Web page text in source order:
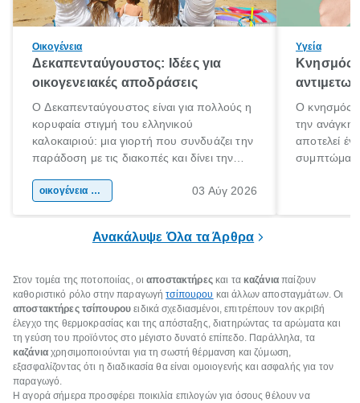
Οικογένεια
Δεκαπενταύγουστος: Ιδέες για
οικογενειακές αποδράσεις
Ο Δεκαπενταύγουστος είναι για πολλούς η
κορυφαία στιγμή του ελληνικού
καλοκαιριού: μια γιορτή που συνδυάζει την
παράδοση με τις διακοπές και δίνει την
χώρας. Είτε πρόκειται για λίγες μέρες
οικογένεια & παιδί 03 Αύγ 2026
Υγεία
Κνησμός:
Ο κνησμός
την ανάγκη
αποτελεί
Ανακάλυψε Όλα τα Άρθρα
Στον τομέα της ποτοποιίας, οιαποστακτήρεςκαι τα καζάνια παίζουν
καθοριστικό ρόλο στην παραγωγήτσίπουρου και άλλων αποσταγμάτων. Οι
αποστακτήρες τσίπουρου ειδικά σχεδιασμένοι, επιτρέπουν τον ακριβή
έλεγχο της θερμοκρασίας και της απόσταξης, διατηρώντας τα αρώματα και
τη γεύση του προϊόντος στο μέγιστο δυνατό επίπεδο. Παράλληλα, τα
καζάνιαχρησιμοποιούνται για τη σωστή θέρμανση και ζύμωση,
εξασφαλίζοντας ότι η διαδικασία θα είναι ομοιογενής και ασφαλής για τον
παραγωγό.
Η αγορά σήμερα προσφέρει ποικιλία επιλογών για όσους θέλουν να